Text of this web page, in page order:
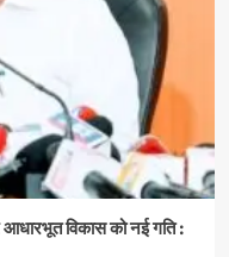
विकास को नई गति :